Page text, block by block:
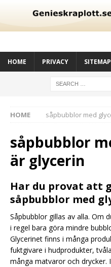
HOME PRIVACY SITEMAP
HOME såpbubblor med
såpbubblor
är glycerin
Har du provat att
såpbubblor med
Såpbubblor gillas av alla. Om
i regel bara göra mindre
Glycerinet finns i många
fuktgivare i hudprodukter,
många matvaror och drycker.